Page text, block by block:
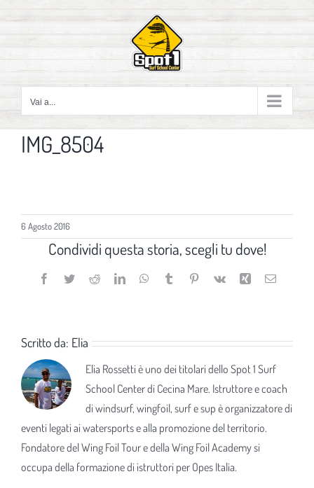
contenuto
Vai a...
IMG_8504
6 Agosto 2016
Condividi questa storia, scegli tu dove!
Facebook
TwitterRedditLinkedInWhatsApp
TumblrPinterest
Vk Xing Email
Scritto da: Elia
Elia Rossetti è uno dei titolari dello Spot 1 Surf
School Center di Cecina Mare. Istruttore e coach
di windsurf, wingfoil, surf e sup è organizzatore di
eventi legati ai watersports e alla promozione del territorio.
Fondatore del Wing Foil Tour e della Wing Foil Academy si
occupa della formazione di istruttori per Opes Italia.